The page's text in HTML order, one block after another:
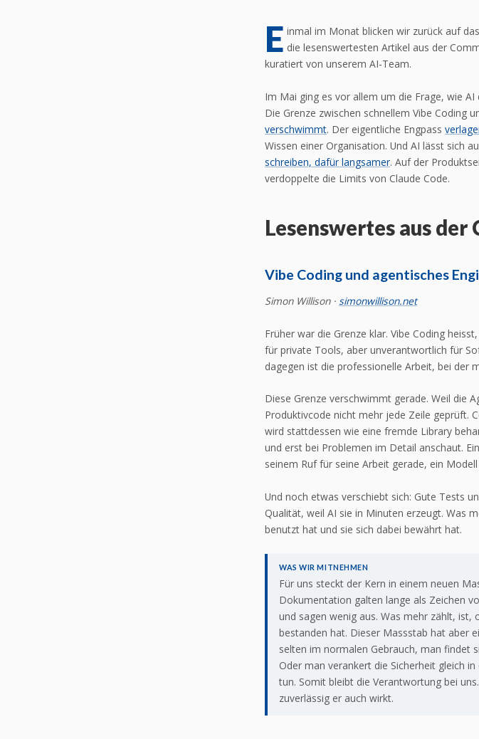
E inmal im Monat blicken wir zurück auf
die lesenswertesten Artikel aus der
kuratiert von unserem AI-Team.
Im Mai ging es vor allem um die Frage, wie
Die Grenze zwischen schnellem Vibe Coding
verschwimmt. Der eigentliche Engpass
Wissen einer Organisation. Und AI lässt sich
schreiben, dafür langsamer. Auf der
verdoppelte die Limits von Claude Code.
Lesenswertes aus der
Vibe Coding und agentisches
Simon Willison · simonwillison.net
Früher war die Grenze klar. Vibe Coding
für private Tools, aber unverantwortlich für
dagegen ist die professionelle Arbeit, bei der
Diese Grenze verschwimmt gerade. Weil die
Produktivcode nicht mehr jede Zeile geprüft.
wird stattdessen wie eine fremde Library
und erst bei Problemen im Detail anschaut.
seinem Ruf für seine Arbeit gerade, ein
Und noch etwas verschiebt sich: Gute Tests
Qualität, weil AI sie in Minuten erzeugt. Was
benutzt hat und sie sich dabei bewährt hat.
WAS WIR MITNEHMEN
Für uns steckt der Kern in einem neuen
Dokumentation galten lange als Zeichen
und sagen wenig aus. Was mehr zählt,
bestanden hat. Dieser Massstab hat aber
selten im normalen Gebrauch, man findet
Oder man verankert die Sicherheit gleich
tun. Somit bleibt die Verantwortung bei
zuverlässig er auch wirkt.